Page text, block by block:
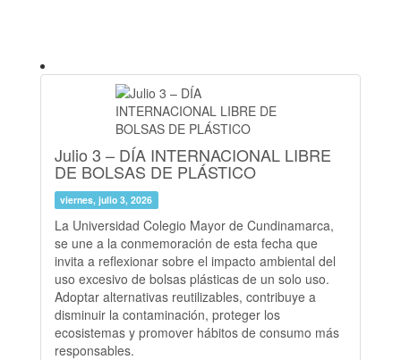
Julio 3 – DÍA INTERNACIONAL LIBRE
DE BOLSAS DE PLÁSTICO
viernes, julio 3, 2026
La Universidad Colegio Mayor de Cundinamarca,
se une a la conmemoración de esta fecha que
invita a reflexionar sobre el impacto ambiental del
uso excesivo de bolsas plásticas de un solo uso.
Adoptar alternativas reutilizables, contribuye a
disminuir la contaminación, proteger los
ecosistemas y promover hábitos de consumo más
responsables.